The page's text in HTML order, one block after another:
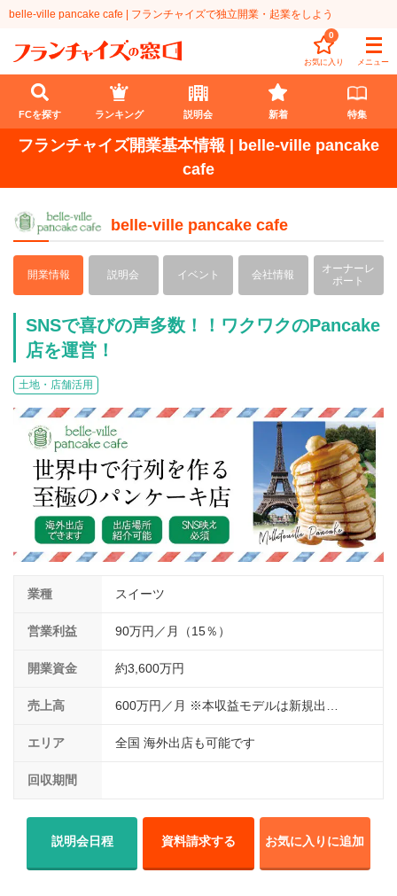
belle-ville pancake cafe | フランチャイズで独立開業・起業をしよう
お気に入り
0
メニュー
代理店業
教育・保育業
飲食・菓子業
サービス業
無店舗系
小売業
介護・福祉業
美容・健康業
海外FC本部
開業資金
1円〜100万円
101万円～300万円
301万円～500万円
501万円～1000万円
1001万円以上
エリア
北海道
東北
甲信越・北陸
関東
東海
近畿
四国
ランキング
総合ランキング
塾
飲食
リペアクリーニング
100万以下で開業
夫婦で開業
脱サラで開業
法人様オススメ
副業・サイドビジネス
週間ランキング
説明会
お役立ち情報コラム
会員登録 ログイン
FCを探す ランキング 説明会 新着 特集
フランチャイズ開業基本情報 | belle-ville pancake
cafe
belle-ville pancake cafe
開業情報 説明会 イベント 会社情報
オーナーレ
ポート
SNSで喜びの声多数！！ワクワクのPancake
店を運営！
土地・店舗活用
業種 スイーツ
営業利益 90万円／月（15％）
開業資金 約3,600万円
売上高 600万円／月 ※本収益モデルは新規出…
エリア 全国 海外出店も可能です
回収期間
説明会日程 資料請求する お気に入りに追加